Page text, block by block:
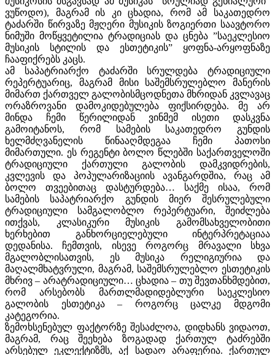
ვუწოდო), მაგრამ ის კი ცხადია, რომ ამ საკათედრო
ტაძარში წირვაზე მჟღერი მუსიკის ზოგიერთი საავტორო
ნიმუში მოწყვეტილია ტრადიციას და ცნება ”საეკლესიო
მუსიკის სტილის და ესთეტიკის” ყოფნა-არყოფნაზე
ჩააფიქრებს კაცს.
ამ საპატრიარქო ტაძარში სრულდება ტრადიციული
რეპერტუარიც, მაგრამ მისი საშემსრულებლო მანერის
მიმართ ქართველ გალობისმცოდნეთა მხრიდან კვლავაც
ორაზროვანი დამოკიდებულება ფიქსირდება. მე არ
მინდა ჩემი წერილიდან ვინმემ ისეთი დასკვნა
გამოიტანოს, რომ სამების საკათედრო გუნდის
ხელმძღვანელის წინააღმდეგაა ჩემი პათოსი
მიმართული. ეს რეგენტი ბოლო წლებში საქართველოში
ტრადიციული ქართული გალობის დამკვიდრების,
კვლევის და პოპულარიზაციის ავანგარდშია, რაც ამ
ბოლო თვეებითაც დასტურდება… საქმე ისაა, რომ
სამების საპატრიარქო გუნდის მიერ შესრულებული
ტრადიციული სამგალობლო რეპერტუარი, შეიძლება
ითქვას, კლასიკური მუსიკის გამომსახველობითი
ხერხებით განხორციელებული ინტერპრეტაციაა
დედანისა. ჩემთვის, ისევე როგორც მრავალი სხვა
მგალობლისათვის, ეს მუსიკა რელიგიურია და
მაღალმხატვრული, მაგრამ, საშემსრულებლო ესთეტიკის
მხრივ – არატრადიციული… ცხადია – თუ შევთანხმდებით,
რომ არსებობს მართლმადიდებლური საეკლესიო
გალობის ესთეტიკა – როგორც ცალკე მდგომი
კატეგორია.
ზემოხსენებულ ფაქტორზე შესაძლოა, დიდხანს ვიდაოთ,
მაგრამ, რაც შეეხება ზოგადად ქართულ ტაძრებში
არსებულ ეკლექტიზმს, აქ სადაო არაფერია. ქართულ